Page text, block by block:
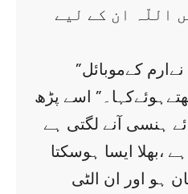
اللّہ ان کے لیے
”کیا ہے یہ سب ؟“امی نےارم کےموبائل
اسے پڑھ
ہنسی آنے لگتی ہے
ایسا ہوسکتا
ہو اور ان الٹی